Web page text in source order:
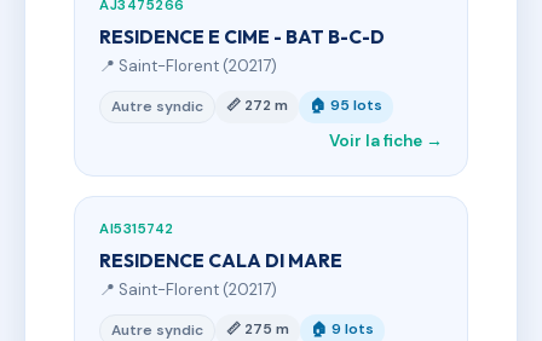
AJ3475266
RESIDENCE E CIME - BAT B-C-D
📍 Saint-Florent (20217)
Autre syndic 📏 272 m 🏠 95 lots
Voir la fiche →
AI5315742
RESIDENCE CALA DI MARE
📍 Saint-Florent (20217)
Autre syndic 📏 275 m 🏠 9 lots